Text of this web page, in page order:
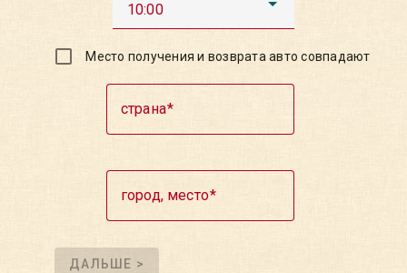
10:00
Место получения и возврата авто совпадают
страна
город, место
ДАЛЬШЕ >